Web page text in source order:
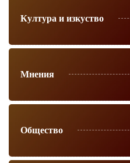
Култура и изкуство
Мнения
Общество